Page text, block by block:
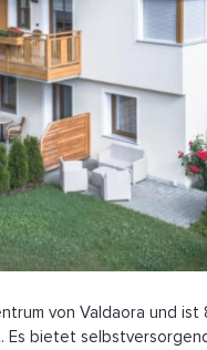
von Valdaora und
bietet